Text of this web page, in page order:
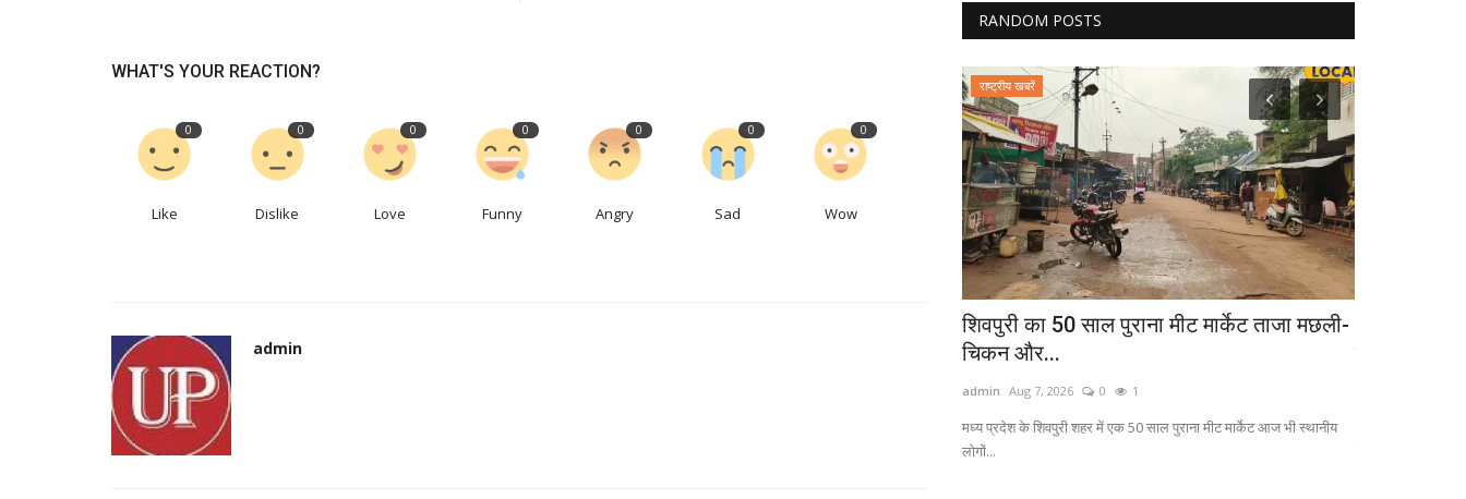
WHAT'S YOUR REACTION?
0
Like
0
Dislike
0
Love
0
Funny
0
Angry
0
Sad
0
Wow
admin
RANDOM POSTS
हुआ...
admin Jun 18, 2022
Noida Crime: पुलिस के मुताबिक, ऋषिकांत द्विवेदी पड़ोस में रहने वाले
किराएदार गुड्डू...
राष्ट्रीय खबरें
शिवपुरी का 50 साल पुराना मीट मार्केट ताजा मछली-
चिकन और...
admin Aug 7, 2026 0 1
मध्य प्रदेश के शिवपुरी शहर में एक 50 साल पुराना मीट मार्केट आज भी स्थानीय
लोगों...